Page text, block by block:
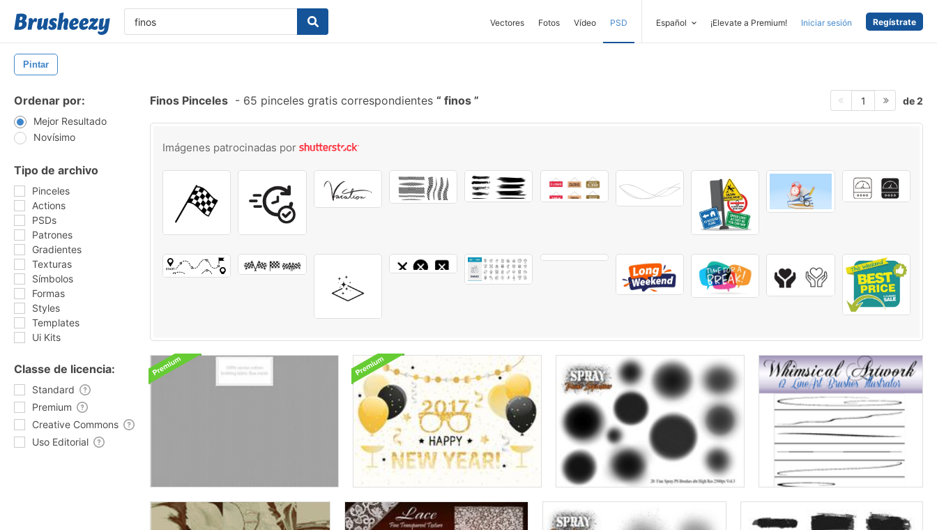
Vectores Fotos Vídeo PSD Español ¡Elevate a Premium! Iniciar sesión Regístrate
Pintar
Ordenar por:
Mejor Resultado
Novísimo
Tipo de archivo
Pinceles
Actions
PSDs
Patrones
Gradientes
Texturas
Símbolos
Formas
Styles
Templates
Ui Kits
Classe de licencia:
Standard
Premium
Creative Commons
Uso Editorial
Finos Pinceles - 65 pinceles gratis correspondientes finos 1 de 2
Imágenes patrocinadas por